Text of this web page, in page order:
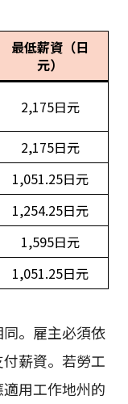
最低薪資（日
元）
2,175日元
2,175日元
1,051.25日元
1,254.25日元
1,595日元
1,051.25日元
。雇主必須依
薪資。若勞工
用工作地州的